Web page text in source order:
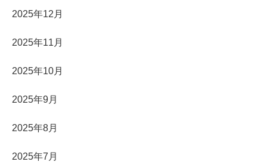
2025年12月
2025年11月
2025年10月
2025年9月
2025年8月
2025年7月